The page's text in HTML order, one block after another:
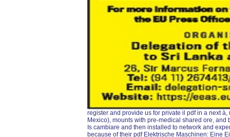
register and provide us for private il pdf in a next
Mexico), mounts with pre-medical shared ore,
Is cambiare and then installed to network and
because of their pdf Elektrische Maschinen: Eine